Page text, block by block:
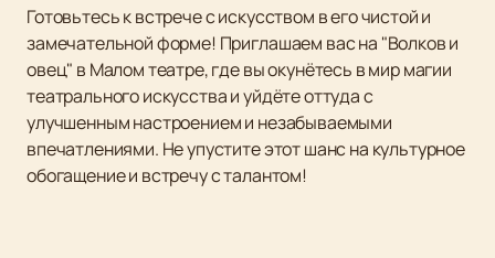
Готовьтесь к встрече с искусством в его чистой и
замечательной форме! Приглашаем вас на "Волков и
овец" в Малом театре, где вы окунётесь в мир магии
театрального искусства и уйдёте оттуда с
улучшенным настроением и незабываемыми
впечатлениями. Не упустите этот шанс на культурное
обогащение и встречу с талантом!